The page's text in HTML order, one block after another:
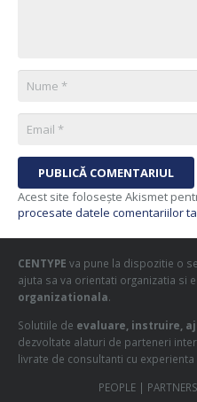
PUBLICĂ COMENTARIUL
Acest site folosește Akismet
procesate datele comentariilor
CENTYPE va pune la dispozitie o
ajuta sa va orientati organizatia si
organizationala.
Solutiile de evaluare, instruire,
dezvoltate alaturi de parteneri
livrate de consultanti cu
PEOPLE |